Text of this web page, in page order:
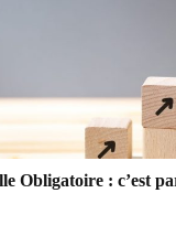
Obligatoire : c’est